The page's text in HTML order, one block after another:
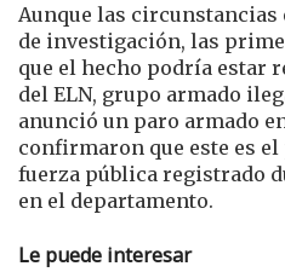
Aunque las circunstancias
de investigación, las
que el hecho podría estar
del ELN, grupo armado
anunció un paro armado
confirmaron que este es
fuerza pública registrado
en el departamento.
Le puede interesar